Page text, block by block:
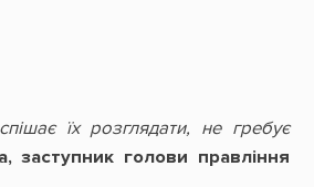
їх розглядати, не гребує
заступник голови правління